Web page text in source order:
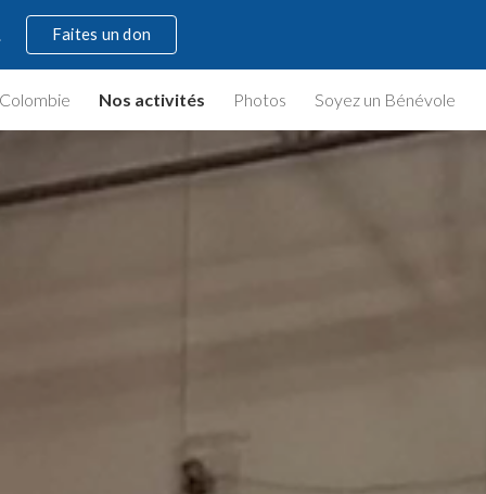
Faites un don
Nos activités Photos Soyez un Bénévole